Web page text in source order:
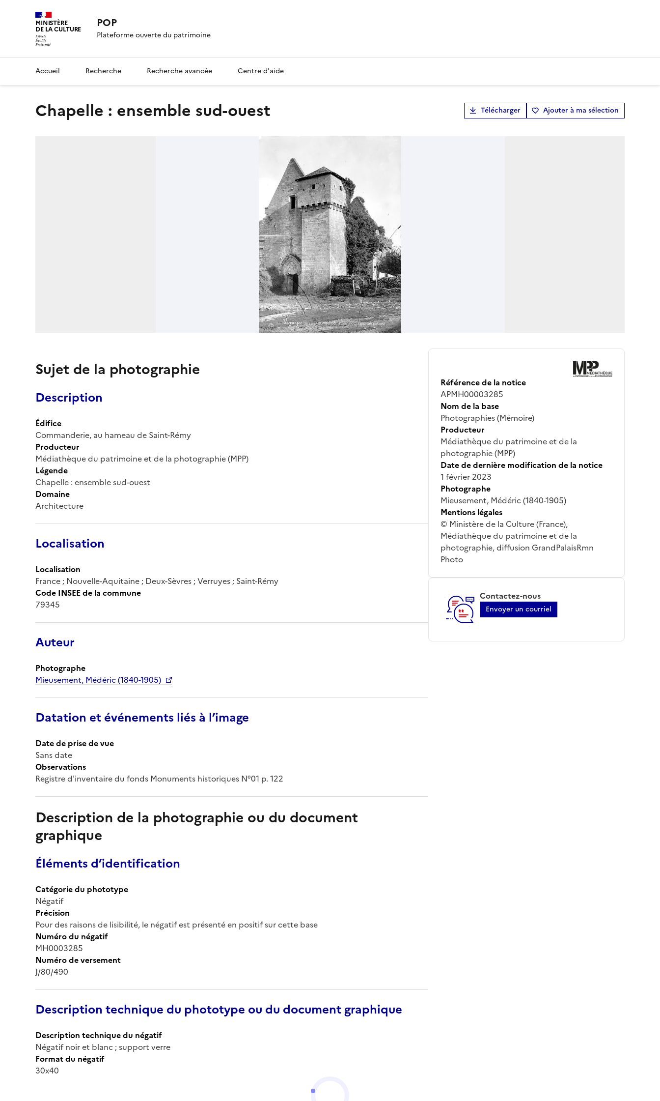
MINISTÈRE
DE LA CULTURE POP
Plateforme ouverte du patrimoine
Accueil Recherche Recherche avancée Centre d'aide
Chapelle : ensemble sud-ouest Télécharger Ajouter à ma sélection
Sujet de la photographie
Description
Édifice
Commanderie, au hameau de Saint-Rémy
Producteur
Médiathèque du patrimoine et de la photographie (MPP)
Légende
Chapelle : ensemble sud-ouest
Domaine
Architecture
Localisation
Localisation
France ; Nouvelle-Aquitaine ; Deux-Sèvres ; Verruyes ; Saint-Rémy
Code INSEE de la commune
79345
Auteur
Photographe
Mieusement, Médéric (1840-1905)
Datation et événements liés à l’image
Date de prise de vue
Sans date
Observations
Registre d'inventaire du fonds Monuments historiques N°01 p. 122
Description de la photographie ou du document
graphique
Éléments d’identification
Catégorie du phototype
Négatif
Précision
Pour des raisons de lisibilité, le négatif est présenté en positif sur cette base
Numéro du négatif
MH0003285
Numéro de versement
J/80/490
Description technique du phototype ou du document graphique
Description technique du négatif
Négatif noir et blanc ; support verre
Format du négatif
30x40
Référence de la notice
APMH00003285
Nom de la base
Photographies (Mémoire)
Producteur
Médiathèque du patrimoine et de la
photographie (MPP)
Date de dernière modification de la notice
1 février 2023
Photographe
Mieusement, Médéric (1840-1905)
Mentions légales
© Ministère de la Culture (France),
Médiathèque du patrimoine et de la
photographie, diffusion GrandPalaisRmn
Photo
Contactez-nous
Envoyer un courriel